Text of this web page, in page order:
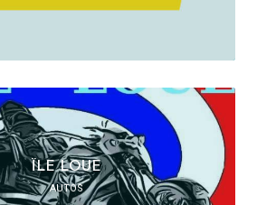
ÏLE LOUE
AUTOS